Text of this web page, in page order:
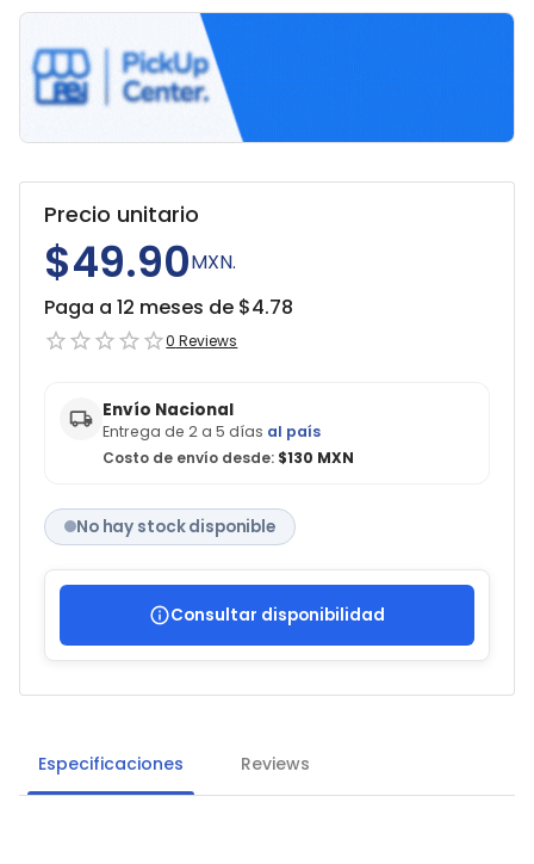
Precio unitario
$49.90MXN.
Paga a 12 meses de $4.78
0 Reviews
Envío Nacional
Entrega de 2 a 5 días al país
Costo de envío desde: $130 MXN
No hay stock disponible
Consultar disponibilidad
Especificaciones Reviews